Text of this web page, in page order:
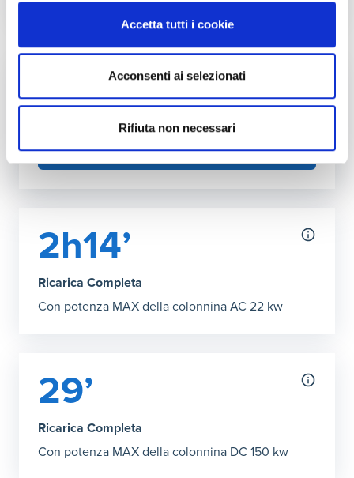
Accetta tutti i cookie
Acconsenti ai selezionati
Rifiuta non necessari
Grafico che mostra l'autonomia in chilometri ottenibile
29’ Ricarica Completa:190 km
Fai l'upgrade a più kW in casa
Puoi aumentare la potenza della tua rete
SCOPRI COME
2h14’
Ricarica Completa
Con potenza MAX della colonnina AC 22 kw
29’
Ricarica Completa
Con potenza MAX della colonnina DC 150 kw